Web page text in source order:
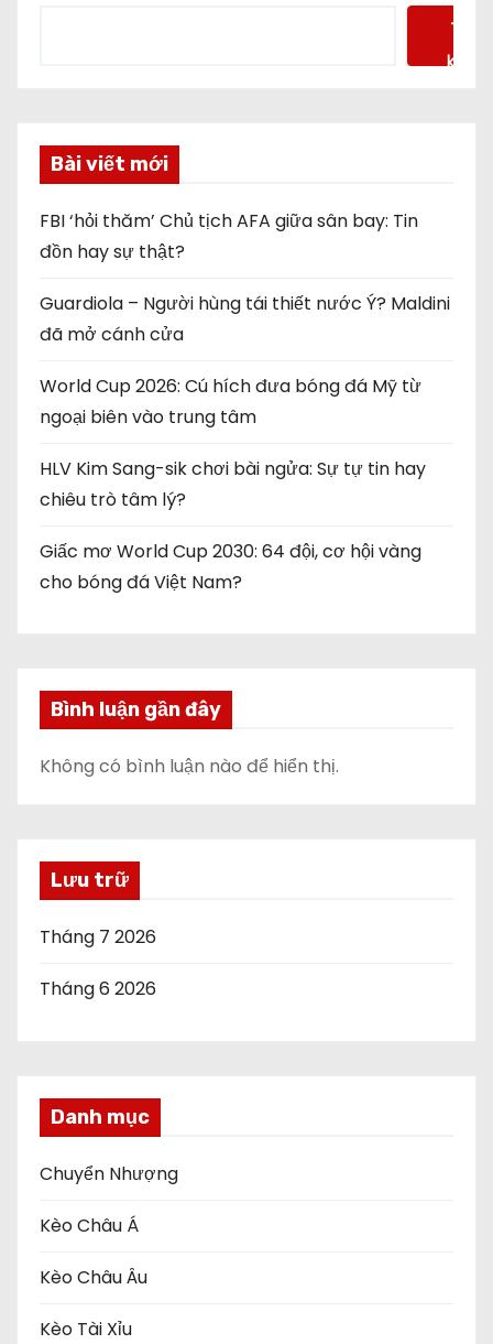
Tìm
kiếm
Bài viết mới
FBI ‘hỏi thăm’ Chủ tịch AFA giữa sân bay: Tin
đồn hay sự thật?
Guardiola – Người hùng tái thiết nước Ý? Maldini
đã mở cánh cửa
World Cup 2026: Cú hích đưa bóng đá Mỹ từ
ngoại biên vào trung tâm
HLV Kim Sang-sik chơi bài ngửa: Sự tự tin hay
chiêu trò tâm lý?
Giấc mơ World Cup 2030: 64 đội, cơ hội vàng
cho bóng đá Việt Nam?
Bình luận gần đây
Không có bình luận nào để hiển thị.
Lưu trữ
Tháng 7 2026
Tháng 6 2026
Danh mục
Chuyển Nhượng
Kèo Châu Á
Kèo Châu Âu
Kèo Tài Xỉu